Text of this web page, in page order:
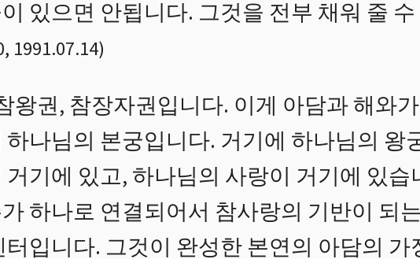
있으면 안됩니다. 그것을 전부 채워 줄
, 1991.07.14)
왕권, 참장자권입니다. 이게 아담과 해와
나님의 본궁입니다. 거기에 하나님의 왕
기에 있고, 하나님의 사랑이 거기에 있습
하나로 연결되어서 참사랑의 기반이 되
입니다. 그것이 완성한 본연의 아담의 가